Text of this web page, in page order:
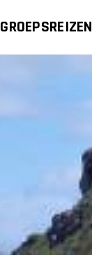
GROEPSREIZEN